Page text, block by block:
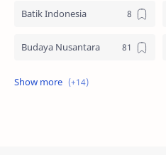
Batik Indonesia
Budaya Nusantara
Jasa website